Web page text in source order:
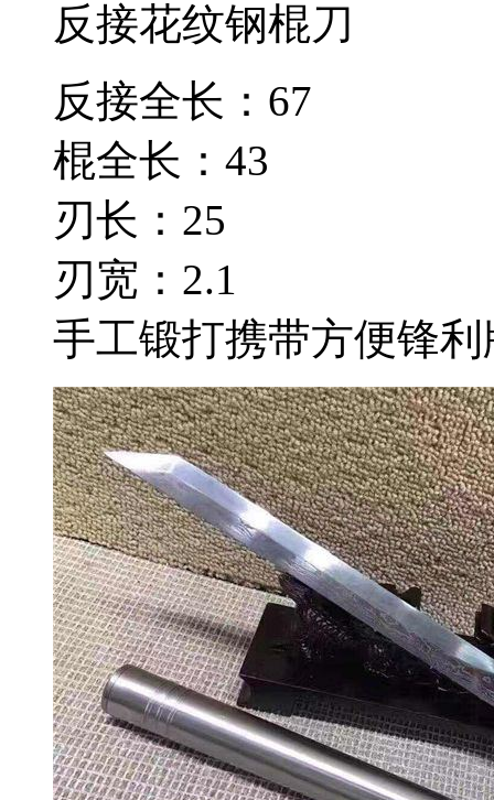
反接花纹钢棍刀
反接全长：67
棍全长：43
刃长：25
刃宽：2.1
手工锻打携带方便锋